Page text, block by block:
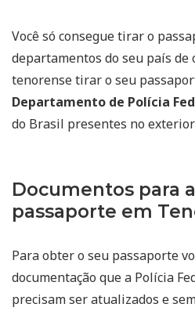
Você só consegue tirar o
departamentos do seu país de
tenorense tirar o seu
Departamento de Polícia
do Brasil presentes no
Documentos para
passaporte em
Para obter o seu passaporte
documentação que a Polícia
precisam ser atualizados e